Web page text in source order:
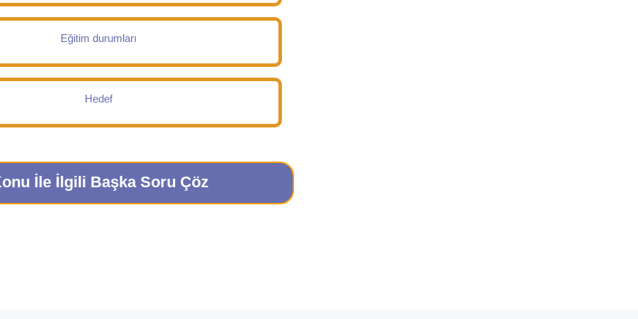
Eğitim durumları
Hedef
İle İlgili Başka Soru Çöz